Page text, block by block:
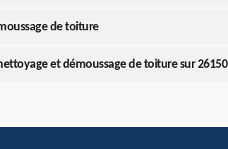
de toiture
et démoussage de toiture sur 26150